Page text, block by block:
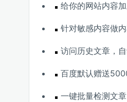
给你的网站内容
针对敏感内容做
访问历史文章，
百度默认赠送
一键批量检测文章